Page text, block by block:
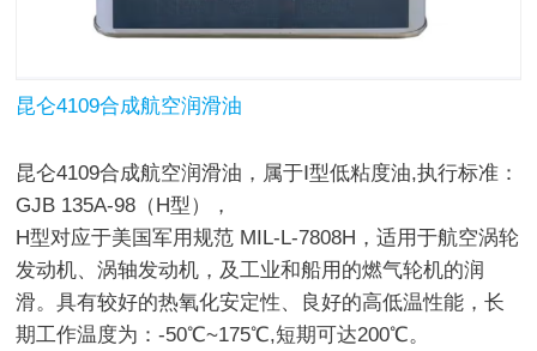
昆仑4109合成航空润滑油
昆仑4109合成航空润滑油， 属于Ⅰ型低粘度油,执行标准：
GJB 135A-98（H型），
H型对应于美国军用规范 MIL-L-7808H，适用于航空涡轮
发动机、涡轴发动机，及工业和船用的燃气轮机的润
滑。具有较好的热氧化安定性、良好的高低温性能，长
期工作温度为：-50℃~175℃,短期可达200℃。